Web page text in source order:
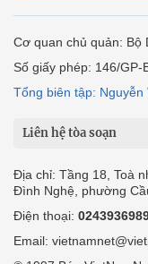
Cơ quan chủ quản: Bộ
Số giấy phép: 146/
Tổng biên tập: Nguyễn
Liên hệ tòa soạn
Địa chỉ: Tầng 18, Toà
Đình Nghệ, phường
Điện thoại:
Email: